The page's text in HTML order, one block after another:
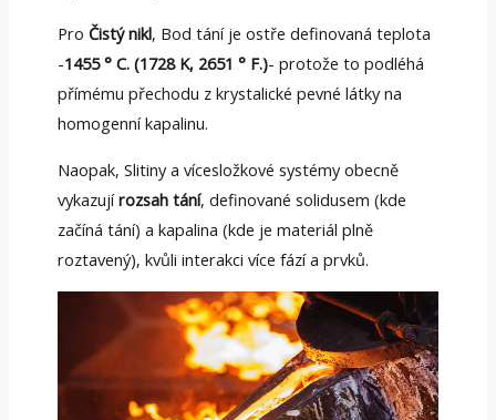
Pro Čistý nikl, Bod tání je ostře definovaná teplota
-1455 ° C. (1728 K, 2651 ° F.)- protože to podléhá
přímému přechodu z krystalické pevné látky na
homogenní kapalinu.
Naopak, Slitiny a vícesložkové systémy obecně
vykazujírozsah tání, definované solidusem (kde
začíná tání) a kapalina (kde je materiál plně
roztavený), kvůli interakci více fází a prvků.